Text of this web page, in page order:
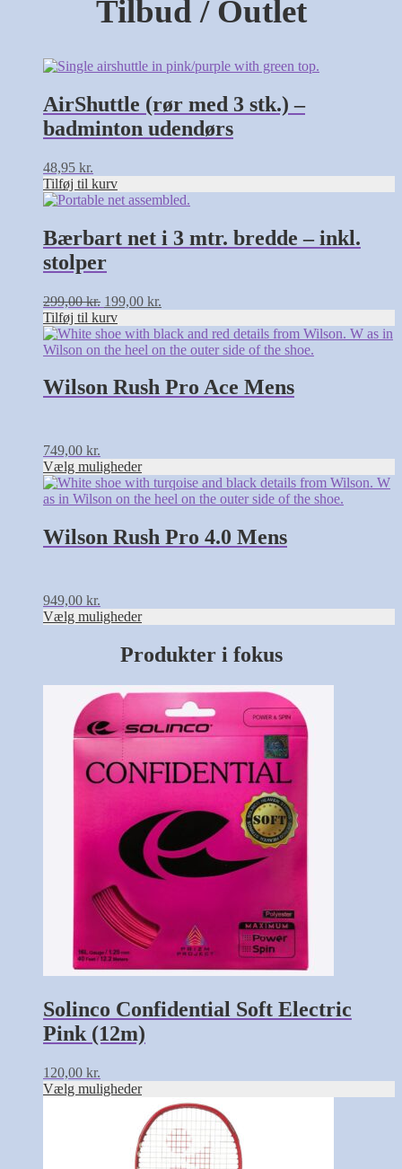
Tilbud / Outlet
AirShuttle (rør med 3 stk.) –
badminton udendørs
48,95 kr.
Tilføj til kurv
Bærbart net i 3 mtr. bredde – inkl.
stolper
299,00kr. Den
oprindelige
pris
var:
199,00 kr.
pris
er:
Tilføj til kurv
Wilson Rush Pro Ace Mens
749,00 kr.
Vælg muligheder
Dette
vare
flere
varianter.
vælges
på
varesiden
Wilson Rush Pro 4.0 Mens
949,00 kr.
Vælg muligheder
Dette
vare
flere
varianter.
vælges
på
varesiden
Produkter i fokus
Solinco Confidential Soft Electric
Pink (12m)
120,00 kr.
Vælg muligheder
varianter.
Mulighederne